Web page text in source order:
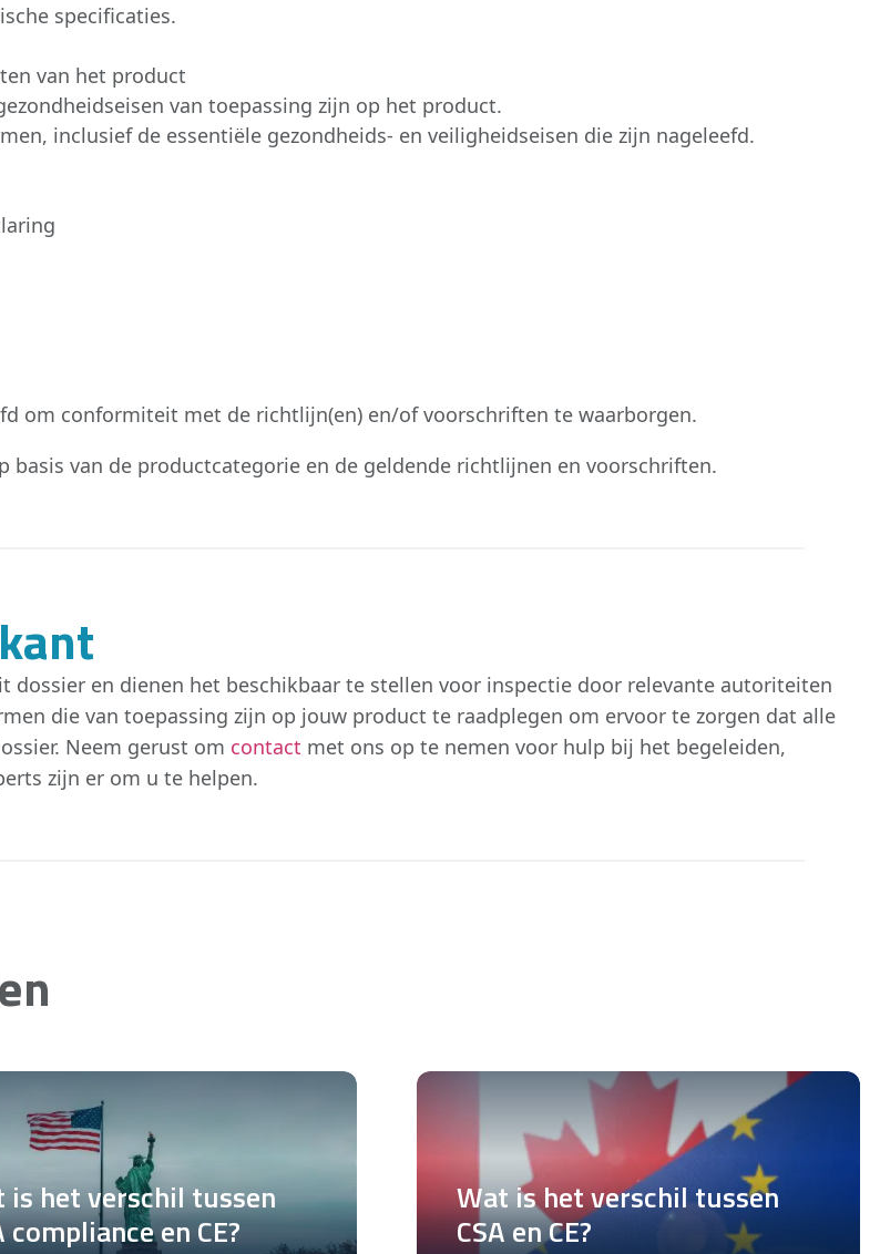
specificaties.
van het product
van toepassing zijn op het product.
inclusief de essentiële gezondheids- en veiligheidseisen die zijn nageleefd.
om conformiteit met de richtlijn(en) en/of voorschriften te waarborgen.
basis van de productcategorie en de geldende richtlijnen en voorschriften.
en dienen het beschikbaar te stellen voor inspectie door relevante autoriteiten
die van toepassing zijn op jouw product te raadplegen om ervoor te zorgen dat alle
Neem gerust om contact met ons op te nemen voor hulp bij het begeleiden,
zijn er om u te helpen.
is het verschil tussen
compliance en CE?
Wat is het verschil tussen
CSA en CE?